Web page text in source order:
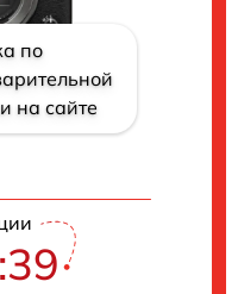
по
на сайте